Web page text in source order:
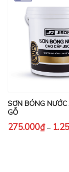
SƠN BÓNG NƯỚC
GỖ
275.000₫ –